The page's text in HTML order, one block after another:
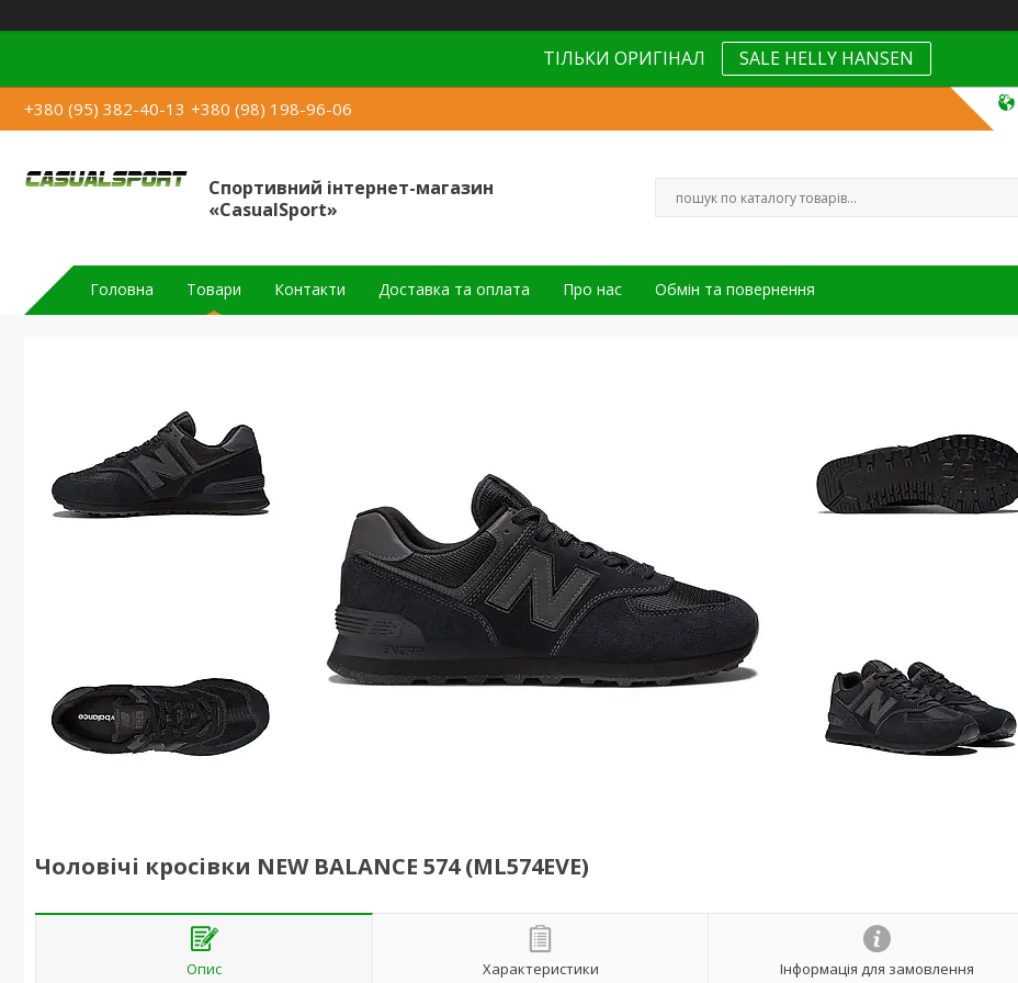
ТІЛЬКИ ОРИГІНАЛ SALE HELLY HANSEN
+380 (95) 382-40-13 +380 (98) 198-96-06
Спортивний інтернет-магазин
«CasualSport»
Головна Товари Контакти Доставка та оплата Про нас Обмін та повернення
Чоловічі кросівки NEW BALANCE 574 (ML574EVE)
Опис Характеристики Інформація для замовлення